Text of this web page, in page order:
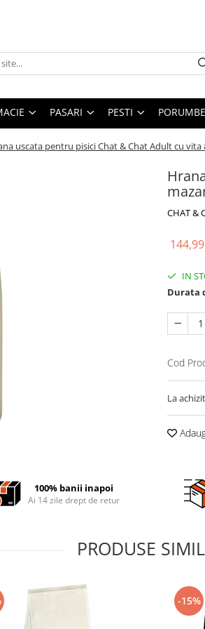
PASARI PESTI
uscata pentru pisici Chat & Chat Adult cu vita
CHAT &
IN
Durata
Cod
La
100% banii inapoi
Ai 14 zile drept de retur
PRODUSE
-15%